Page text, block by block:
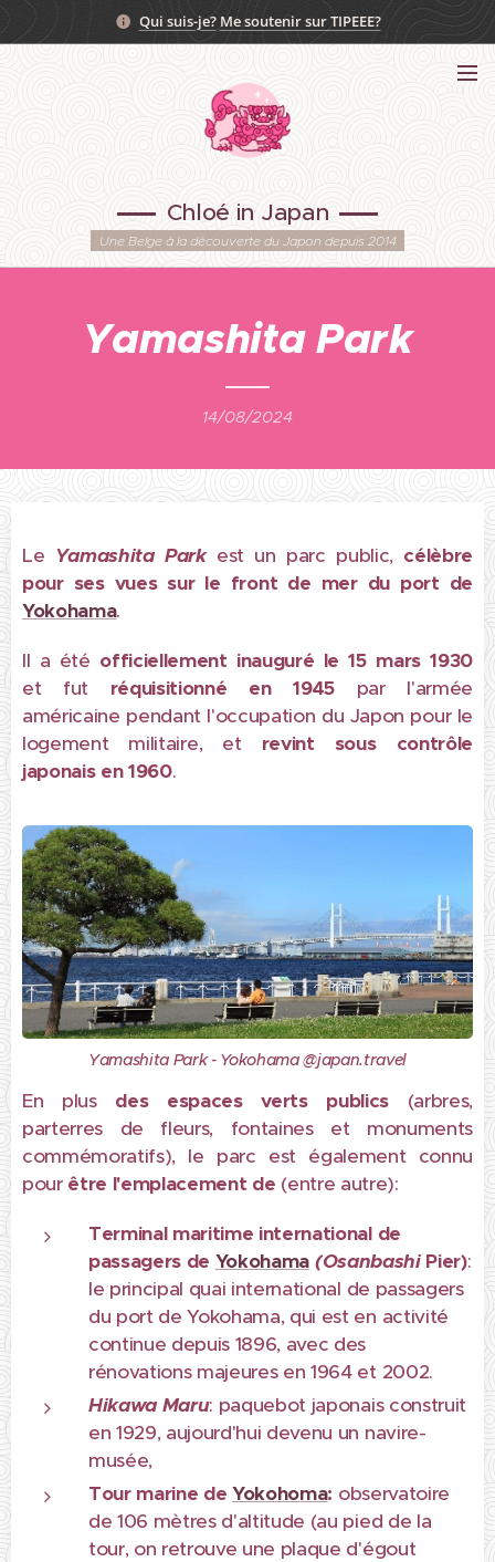
Qui suis-je? Me soutenir sur TIPEEE?
Chloé in Japan
Une Belge à la découverte du Japon depuis 2014
Yamashita Park
14/08/2024
Le Yamashita Park est un parc public, célèbre
pour ses vues sur le front de mer du port de
Yokohama.
Il a été officiellement inauguré le 15 mars 1930
et fut réquisitionné en 1945par l'armée
américaine pendant l'occupation du Japon pour le
logement militaire, et revint sous contrôle
japonais en 1960.
Yamashita Park - Yokohama @japan.travel
En plus des espaces verts publics(arbres,
parterres de fleurs, fontaines et monuments
commémoratifs), le parc est également connu
pour être l'emplacement de (entre autre):
Terminal maritime international de
passagers de Yokohama (OsanbashiPier):
le principal quai international de passagers
du port de Yokohama, qui est en activité
continue depuis 1896, avec des
rénovations majeures en 1964 et 2002.
Hikawa Maru: paquebot japonais construit
en 1929, aujourd'hui devenu un navire-
musée,
Tour marine deYokohoma: observatoire
de 106 mètres d'altitude (au pied de la
tour, on retrouve une plaque d'égout